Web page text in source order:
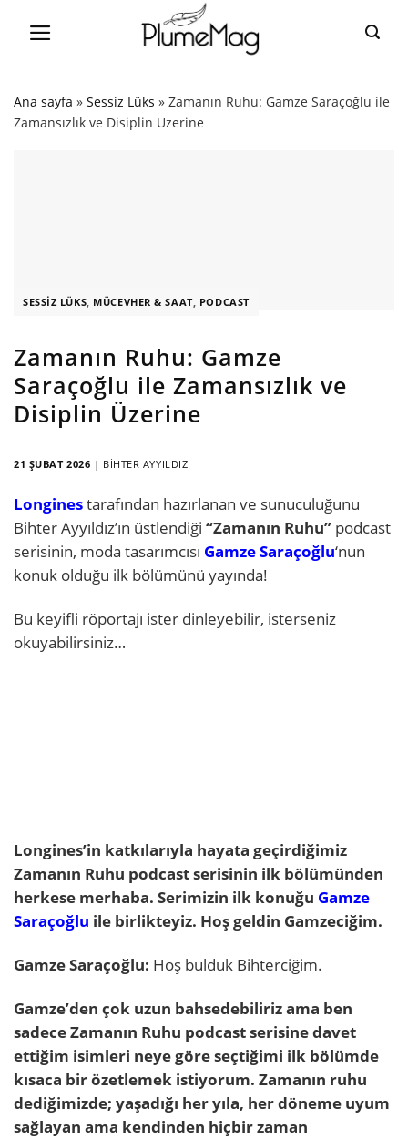
Ana sayfa » Sessiz Lüks » Zamanın Ruhu: Gamze Saraçoğlu ile
Zamansızlık ve Disiplin Üzerine
SESSIZ LÜKS MÜCEVHER & SAAT, PODCAST
Zamanın Ruhu: Gamze
Saraçoğlu ile Zamansızlık ve
Disiplin Üzerine
21 ŞUBAT 2026 | BIHTER AYYILDIZ
Longinestarafından hazırlanan ve sunuculuğunu
Bihter Ayyıldız’ın üstlendiği “Zamanın Ruhu” podcast
serisinin, moda tasarımcısı Gamze Saraçoğlu‘nun
konuk olduğu ilk bölümünü yayında!
Bu keyifli röportajı ister dinleyebilir, isterseniz
okuyabilirsiniz…
Longines’in katkılarıyla hayata geçirdiğimiz
Zamanın Ruhu podcast serisinin ilk bölümünden
herkese merhaba. Serimizin ilk konuğu Gamze
Saraçoğlu ile birlikteyiz. Hoş geldin Gamzeciğim.
Gamze Saraçoğlu: Hoş bulduk Bihterciğim.
Gamze’den çok uzun bahsedebiliriz ama ben
sadece Zamanın Ruhu podcast serisine davet
ettiğim isimleri neye göre seçtiğimi ilk bölümde
kısaca bir özetlemek istiyorum. Zamanın ruhu
dediğimizde; yaşadığı her yıla, her döneme uyum
sağlayan ama kendinden hiçbir zaman